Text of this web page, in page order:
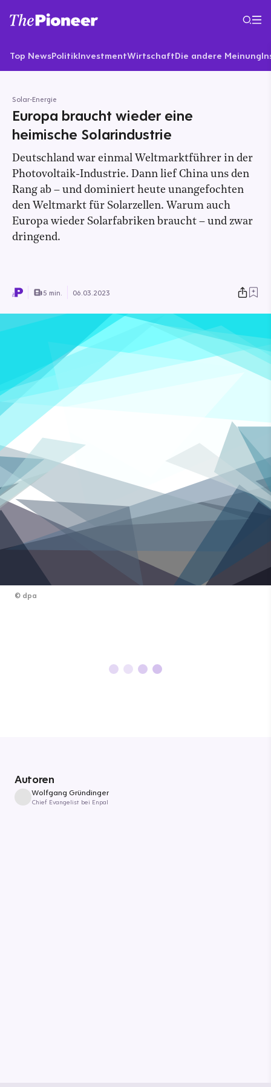
Top NewsPolitikInvestmentWirtschaftDie andere Meinung
Solar-Energie
Europa braucht wieder eine
heimische Solarindustrie
Deutschland war einmal Weltmarktführer in der
Photovoltaik-Industrie. Dann lief China uns den
Rang ab – und dominiert heute unangefochten
den Weltmarkt für Solarzellen. Warum auch
Europa wieder Solarfabriken braucht – und zwar
dringend.
5 min. 06.03.2023
© dpa
Autoren
Wolfgang Gründinger
Chief Evangelist bei Enpal